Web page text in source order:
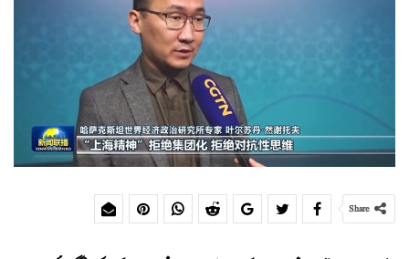
Share